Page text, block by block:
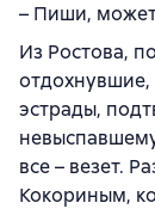
– Пиши,
Из Ростова,
отдохнувшие,
эстрады,
все – везет.
Кокориным,